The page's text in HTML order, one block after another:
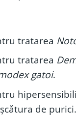
tratarea
tratarea
gatoi.
de purici.